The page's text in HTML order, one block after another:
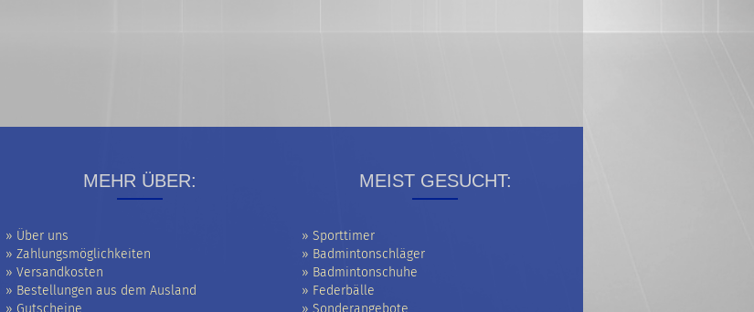
MEHR ÜBER:
» Über uns
» Zahlungsmöglichkeiten
» Versandkosten
» Bestellungen aus dem Ausland
» Gutscheine
MEIST GESUCHT:
» Sporttimer
» Badmintonschläger
» Badmintonschuhe
» Federbälle
» Sonderangebote